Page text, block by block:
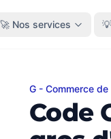
🚀 Nos services
Code CAEN
G - Commerce
Code